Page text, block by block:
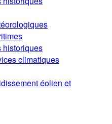
historiques
climatiques
éolien et